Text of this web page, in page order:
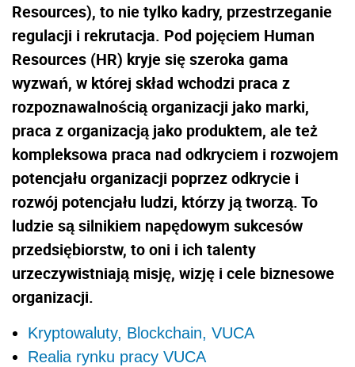
Resources), to nie tylko kadry, przestrzeganie
regulacji i rekrutacja. Pod pojęciem Human
Resources (HR) kryje się szeroka gama
wyzwań, w której skład wchodzi praca z
rozpoznawalnością organizacji jako marki,
praca z organizacją jako produktem, ale też
kompleksowa praca nad odkryciem i rozwojem
potencjału organizacji poprzez odkrycie i
rozwój potencjału ludzi, którzy ją tworzą. To
ludzie są silnikiem napędowym sukcesów
przedsiębiorstw, to oni i ich talenty
urzeczywistniają misję, wizję i cele biznesowe
organizacji.
Kryptowaluty, Blockchain, VUCA
Realia rynku pracy VUCA